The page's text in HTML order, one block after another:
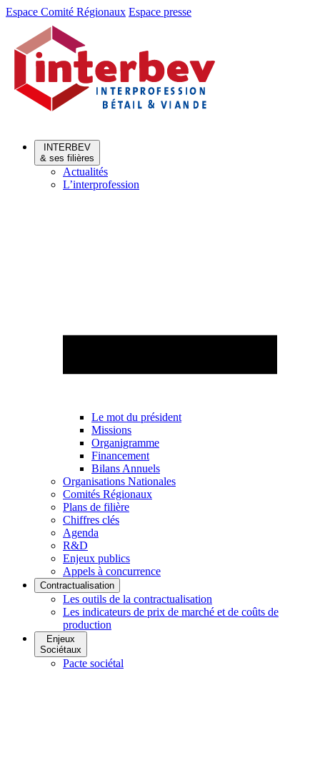
Aller
Aller
contenu
Espace Comité Régionaux Espace presse
INTERBEV
& ses filières
Actualités
L’interprofession
Le mot du président
Missions
Organigramme
Financement
Bilans Annuels
Organisations Nationales
Comités Régionaux
Plans de filière
Chiffres clés
Agenda
R&D
Enjeux publics
Appels à concurrence
Contractualisation
Les outils de la contractualisation
Les indicateurs de prix de marché et de coûts de
production
Enjeux
Sociétaux
Pacte sociétal